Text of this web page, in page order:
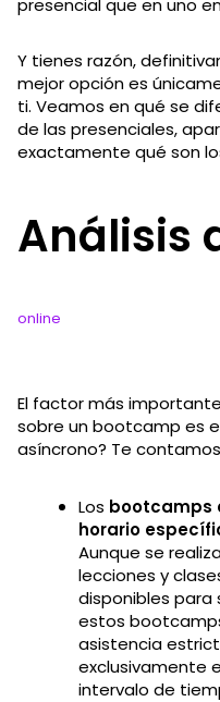
Y tienes razón,
mejor opción es
ti. Veamos en qué se
de las presenciales,
exactamente qué son
Análisis
online
El factor más
sobre un bootcamp es
asíncrono? Te
Los bootcamps
horario
Aunque se
lecciones y
disponibles para
estos
asistencia
exclusivamente
intervalo de